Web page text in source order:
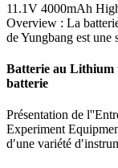
11.1V 4000mAh
Overview : La
de Yungbang est
Batterie au Lithium
batterie
Présentation de
Experiment
d′une variété